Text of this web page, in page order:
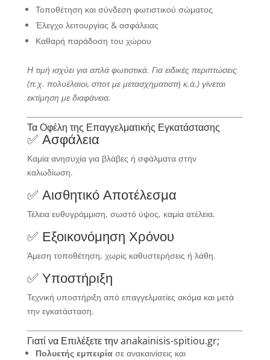
Τοποθέτηση και σύνδεση φωτιστικού σώματος
Έλεγχο λειτουργίας & ασφάλειας
Καθαρή παράδοση του χώρου
Η τιμή ισχύει για απλά φωτιστικά. Για ειδικές περιπτώσεις
(π.χ. πολυέλαιοι, σποτ με μετασχηματιστή κ.ά.) γίνεται
εκτίμηση με διαφάνεια.
Τα Οφέλη της Επαγγελματικής Εγκατάστασης
✅ Ασφάλεια
Καμία ανησυχία για βλάβες ή σφάλματα στην
καλωδίωση.
✅ Αισθητικό Αποτέλεσμα
Τέλεια ευθυγράμμιση, σωστό ύψος, καμία ατέλεια.
✅ Εξοικονόμηση Χρόνου
Άμεση τοποθέτηση, χωρίς καθυστερήσεις ή λάθη.
✅ Υποστήριξη
Τεχνική υποστήριξη από επαγγελματίες ακόμα και μετά
την εγκατάσταση.
Γιατί να Επιλέξετε την anakainisis-spitiou.gr;
Πολυετής εμπειρίασε ανακαινίσεις και